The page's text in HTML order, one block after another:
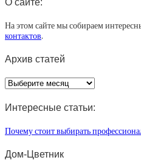
На этом сайте мы собираем
контактов.
Архив статей
Архив
статей
Интересные статьи:
Почему стоит выбирать
Дом-Цветник